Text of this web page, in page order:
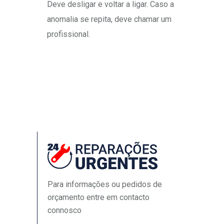
Deve desligar e voltar a ligar. Caso a
anomalia se repita, deve chamar um
profissional.
Para informações ou pedidos de
orçamento entre em contacto
connosco